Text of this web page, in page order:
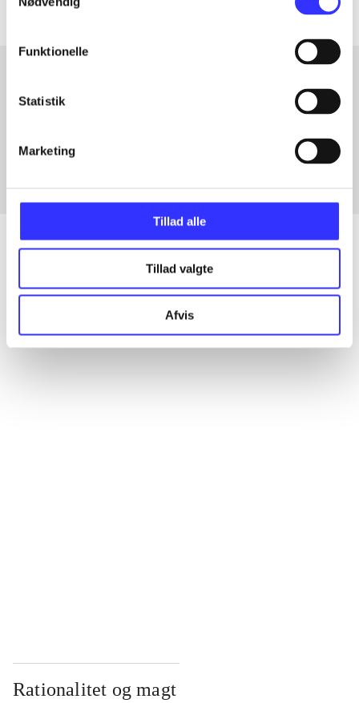
Funktionelle
Statistik
Marketing
Tillad alle
Tillad valgte
Afvis
Artikler med samme emner
Artikler
Alle registrerede artikler fordelt på udgivelser
Rationalitet og magt